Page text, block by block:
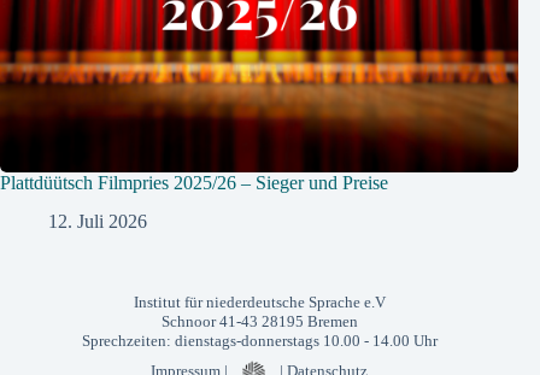
Plattdüütsch Filmpries 2025/26 – Sieger und Preise
12. Juli 2026
Institut für niederdeutsche Sprache e.V
Schnoor 41-43 28195 Bremen
Sprechzeiten: dienstags-donnerstags 10.00 - 14.00 Uhr